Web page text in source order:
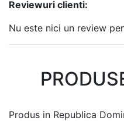
Reviewuri clienti:
Nu este nici un review
Produs in Republica